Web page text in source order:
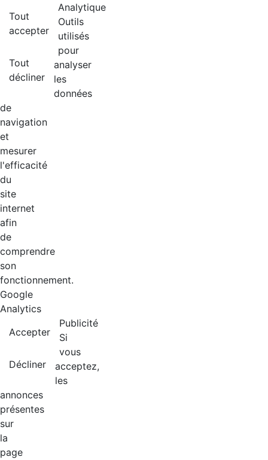
Tout
accepter
Tout
décliner
Analytique
Outils
utilisés
pour
analyser
les
données
de
navigation
et
mesurer
l'efficacité
du
site
internet
afin
de
comprendre
son
fonctionnement.
Google
Analytics
Accepter
Décliner
Publicité
Si
vous
acceptez,
les
annonces
présentes
sur
la
page